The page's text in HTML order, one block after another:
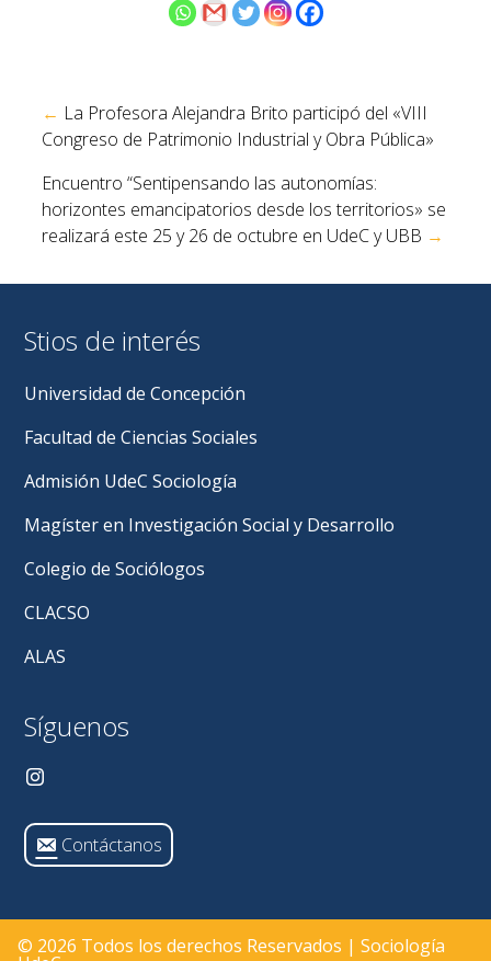
entradas
← La Profesora Alejandra Brito participó del «VIII
Congreso de Patrimonio Industrial y Obra Pública»
Encuentro “Sentipensando las autonomías:
horizontes emancipatorios desde los territorios» se
realizará este 25 y 26 de octubre en UdeC y UBB →
Stios de interés
Universidad de Concepción
Facultad de Ciencias Sociales
Admisión UdeC Sociología
Magíster en Investigación Social y Desarrollo
Colegio de Sociólogos
CLACSO
ALAS
Síguenos
Contáctanos
© 2026 Todos los derechos Reservados | Sociología